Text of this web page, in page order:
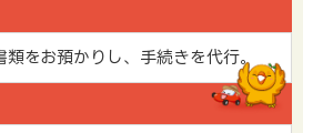
をお預かりし、手続きを代行。